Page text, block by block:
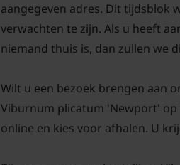
aangegeven adres. Dit tijdsblok
verwachten te zijn. Als u heeft
niemand thuis is, dan zullen we
Wilt u een bezoek brengen aan
Viburnum plicatum 'Newport' op
online en kies voor afhalen. U